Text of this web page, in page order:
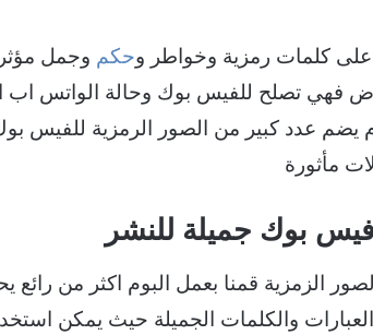
كلمات رمزية وخواطر وحكم وجمل
فهي تصلح للفيس بوك وحالة الواتس اب
يضم عدد كبير من الصور الرمزية للفيس
مأثورة
بوك جميلة للنشر
الزمزية قمنا بعمل البوم اكثر من
والكلمات الجميلة حيث يمكن